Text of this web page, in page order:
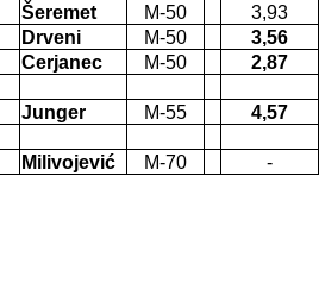
Šeremet M-50
3,93
Drveni M-50
3,56
Cerjanec M-50 2,87
Junger M-55 4,57
Milivojević M-70 -